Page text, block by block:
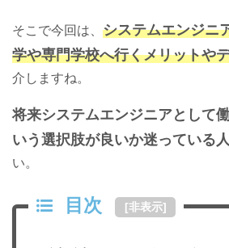
そこで今回は、 システムエンジニ
学や専門学校へ行くメリットや
介しますね。
将来システムエンジニアとして
いう選択肢が良いか迷っている人
い。
目次 [非表示]